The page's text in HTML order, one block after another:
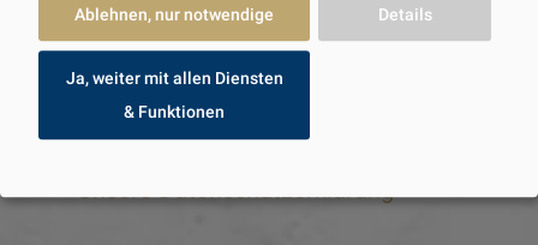
SENDEN
Unsere Datenschutzerklärung
Details
Ablehnen, nur notwendige
Ja, weiter mit allen Diensten
& Funktionen